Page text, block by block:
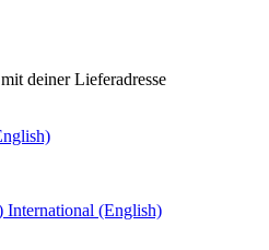
deiner Lieferadresse
International (English)